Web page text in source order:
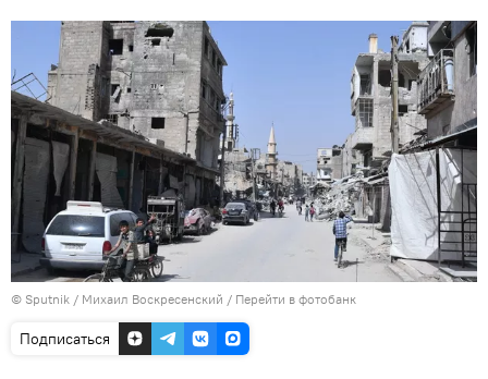
© Sputnik / Михаил Воскресенский / Перейти в фотобанк
Подписаться